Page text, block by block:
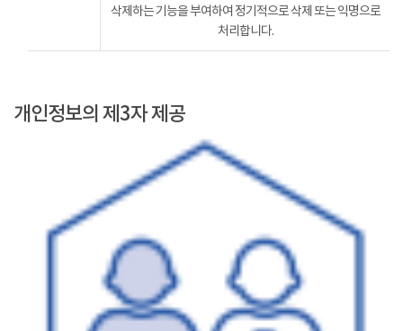
삭제하는 기능을 부여하여 정기적으로 삭제 또는 익명으로
처리합니다.
개인정보의 제3자 제공